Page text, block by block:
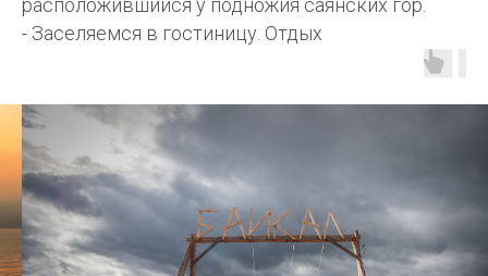
расположившийся у подножия саянских гор.
- Заселяемся в гостиницу. Отдых